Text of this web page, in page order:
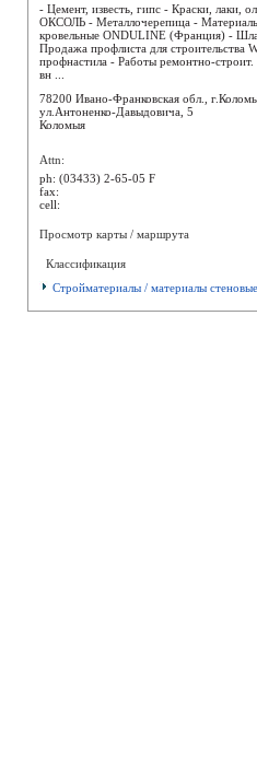
- Цемент, известь, гипс - Краски, лаки,
ОКСОЛЬ - Металлочерепица -
кровельные ONDULINE (Франция) -
Продажа профлиста для строительства
профнастила - Работы ремонтно-
вн ...
78200 Ивано-Франковская обл.,
ул.Антоненко-Давыдовича, 5
Коломыя
Attn:
ph: (03433) 2-65-05 F
fax:
cell:
Просмотр карты / маршрута
Классификация
Стройматериалы / материалы стеновые